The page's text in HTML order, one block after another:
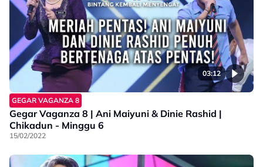
03:12
GEGAR VAGANZA 8
Gegar Vaganza 8 | Ani Maiyuni & Dinie Rashid |
Chikadun - Minggu 6
15/02/2022